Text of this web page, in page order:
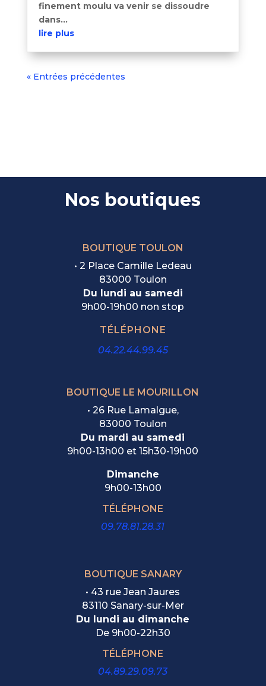
finement moulu va venir se dissoudre
dans...
lire plus
« Entrées précédentes
Nos boutiques
BOUTIQUE TOULON
• 2 Place Camille Ledeau
83000 Toulon
Du lundi au samedi
9h00-19h00 non stop
TÉLÉPHONE
04.22.44.99.45
BOUTIQUE LE MOURILLON
• 26 Rue Lamalgue,
83000 Toulon
Du mardi au samedi
9h00-13h00 et 15h30-19h00
Dimanche
9h00-13h00
TÉLÉPHONE
09.78.81.28.31
BOUTIQUE SANARY
• 43 rue Jean Jaures
83110 Sanary-sur-Mer
Du lundi au dimanche
De 9h00-22h30
TÉLÉPHONE
04.89.29.09.73